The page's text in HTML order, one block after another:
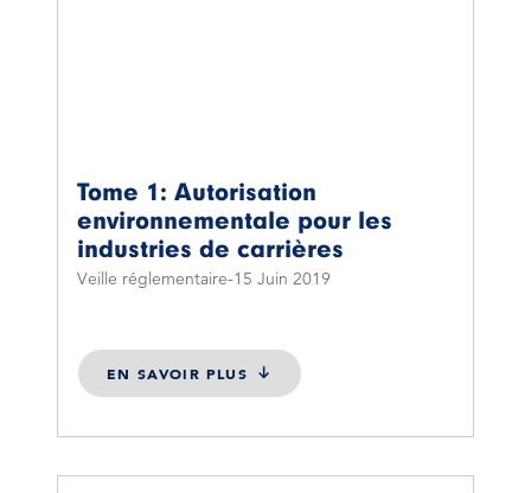
Tome 1: Autorisation
environnementale pour les
industries de carrières
Veille réglementaire 15 Juin 2019
EN SAVOIR PLUS